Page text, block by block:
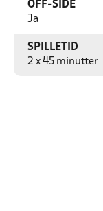
OFF-SIDE
Ja
SPILLETID
2 x 45 minutter